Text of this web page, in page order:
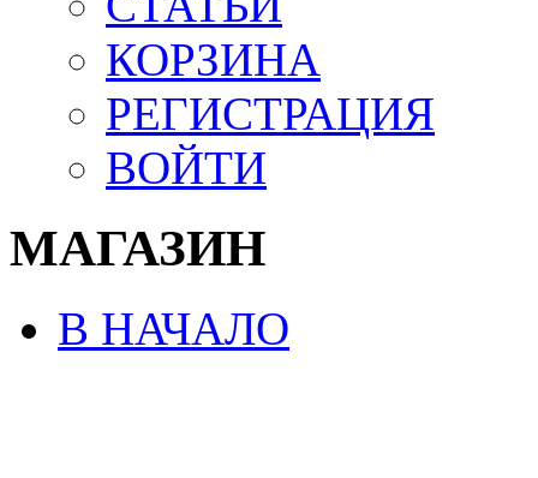
КОРЗИНА
РЕГИСТРАЦИЯ
ВОЙТИ
МАГАЗИН
В НАЧАЛО